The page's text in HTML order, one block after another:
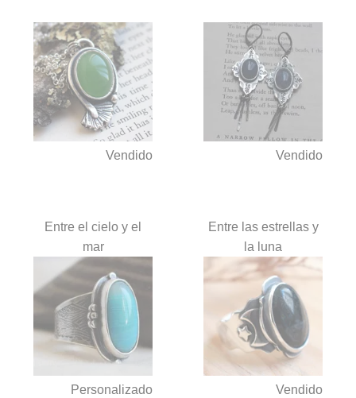
Vendido Vendido
Entre el cielo y el
mar
Personalizado
Entre las estrellas y
la luna
Vendido